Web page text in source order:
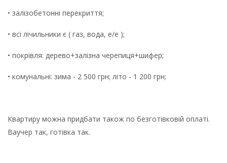
• залізобетонні перекриття;
• всі лічильники є ( газ, вода, е/е );
• покрівля: дерево+залізна черепиця+шифер;
• комунальні: зима - 2 500 грн; літо - 1 200 грн;
Квартиру можна придбати також по безготівковій оплаті.
Ваучер так, готівка так.